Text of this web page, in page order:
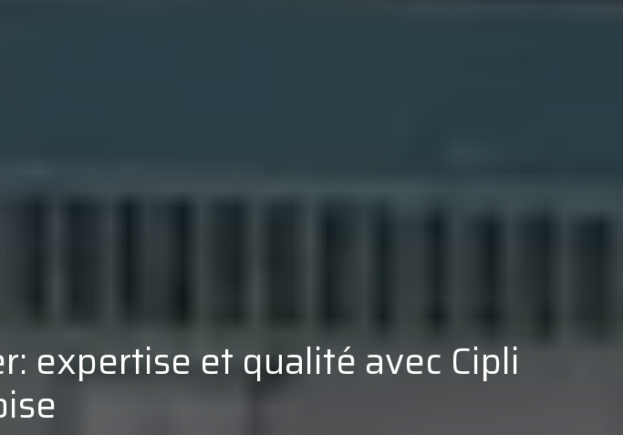
expertise et qualité avec Cipli